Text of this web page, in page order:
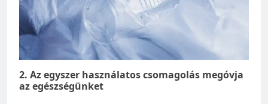
2. Az egyszer használatos csomagolás megóvja
az egészségünket